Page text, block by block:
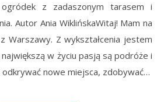
z zadaszonym tarasem i
Autor Ania WiklińskaWitaj! Mam na
Warszawy. Z wykształcenia jestem
w życiu pasją są podróże i
nowe miejsca, zdobywać…